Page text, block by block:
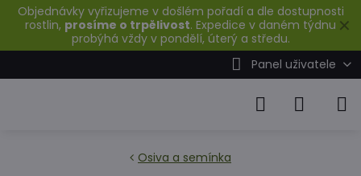
✕
Objednávky vyřizujeme v došlém pořadí a dle dostupnosti
rostlin, prosíme o trpělivost. Expedice v daném týdnu
probýhá vždy v pondělí, úterý a středu.
Panel uživatele
Osiva a semínka